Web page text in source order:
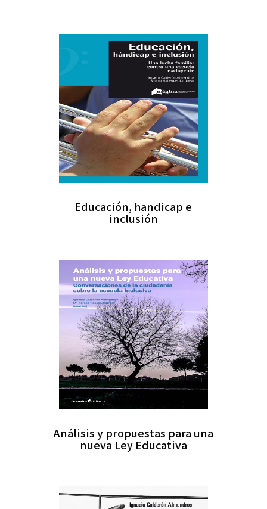
Educación, handicap e
inclusión
Análisis y propuestas para una
nueva Ley Educativa